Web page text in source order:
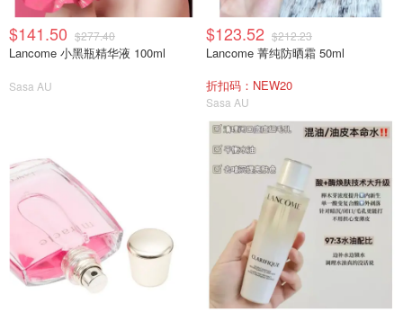
$141.50 $277.40
Lancome 小黑瓶精华液 100ml
Sasa AU
$123.52 $212.23
Lancome 菁纯防晒霜 50ml
折扣码：NEW20
Sasa AU